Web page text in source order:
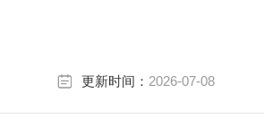
更新时间： 2026-07-08